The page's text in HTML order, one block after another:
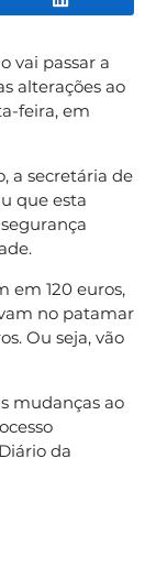
vai passar a
alterações ao
feira, em
a secretária de
que esta
em 120 euros,
no patamar
Ou seja, vão
mudanças ao
da